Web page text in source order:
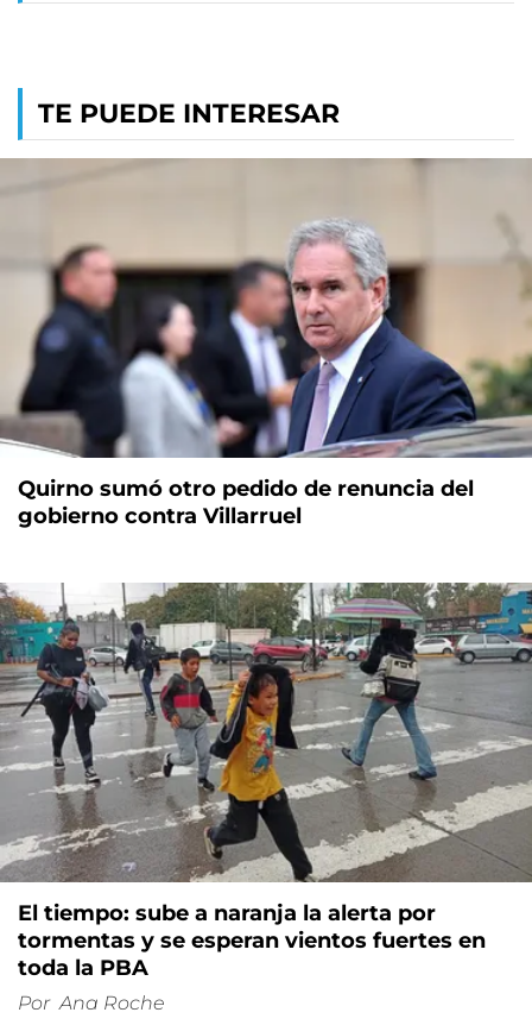
TE PUEDE INTERESAR
Quirno sumó otro pedido de renuncia del
gobierno contra Villarruel
El tiempo: sube a naranja la alerta por
tormentas y se esperan vientos fuertes en
toda la PBA
Por Ana Roche